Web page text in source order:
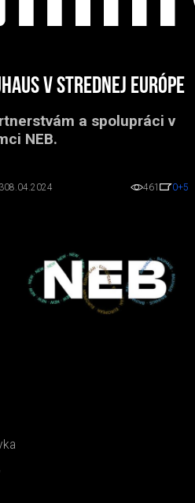
v strednej Európe
a spolupráci v
NEB.
08.04.2024 461 0+5